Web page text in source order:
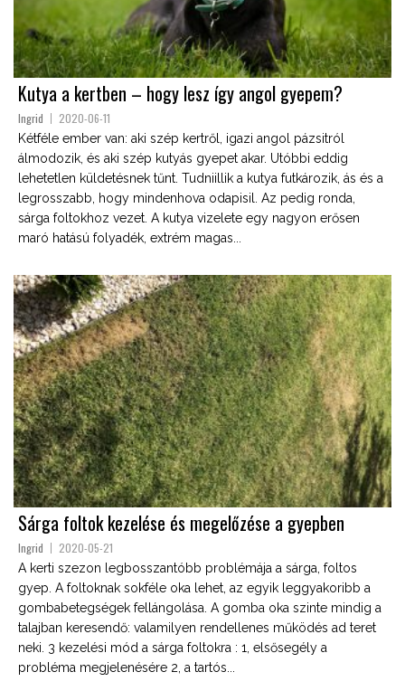
Kutya a kertben – hogy lesz így angol gyepem?
Ingrid 2020-06-11
Kétféle ember van: aki szép kertről, igazi angol pázsitról
álmodozik, és aki szép kutyás gyepet akar. Utóbbi eddig
lehetetlen küldetésnek tűnt. Tudniillik a kutya futkározik, ás és a
legrosszabb, hogy mindenhova odapisil. Az pedig ronda,
sárga foltokhoz vezet. A kutya vizelete egy nagyon erősen
maró hatású folyadék, extrém magas...
Sárga foltok kezelése és megelőzése a gyepben
Ingrid 2020-05-21
A kerti szezon legbosszantóbb problémája a sárga, foltos
gyep. A foltoknak sokféle oka lehet, az egyik leggyakoribb a
gombabetegségek fellángolása. A gomba oka szinte mindig a
talajban keresendő: valamilyen rendellenes működés ad teret
neki. 3 kezelési mód a sárga foltokra : 1, elsősegély a
probléma megjelenésére 2, a tartós...